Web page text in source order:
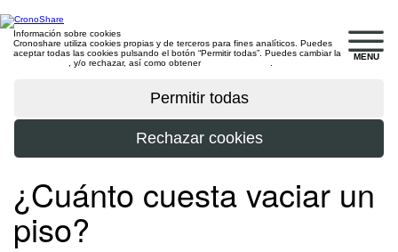
MENU
Información sobre cookies
Cronoshare utiliza cookies propias y de terceros para fines analíticos. Puedes
aceptar todas las cookies pulsando el botón “Permitir todas”. Puedes cambiar la
, y/o rechazar, así como obtener
¿Cuánto cuesta vaciar un
piso?